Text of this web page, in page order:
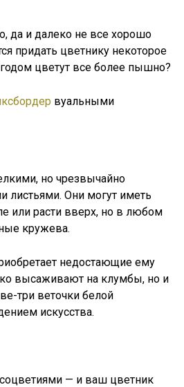
да и далеко не все хорошо
придать цветнику некоторое
цветут все более пышно?
вуальными
но чрезвычайно
Они могут иметь
или расти вверх, но в любом
кружева.
недостающие ему
высаживают на клумбы, но и
три веточки белой
искусства.
— и ваш цветник